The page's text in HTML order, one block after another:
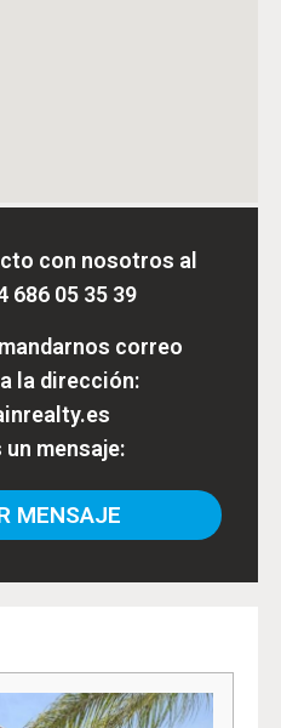
con nosotros al
686 05 35 39
correo
la dirección:
mensaje:
MENSAJE